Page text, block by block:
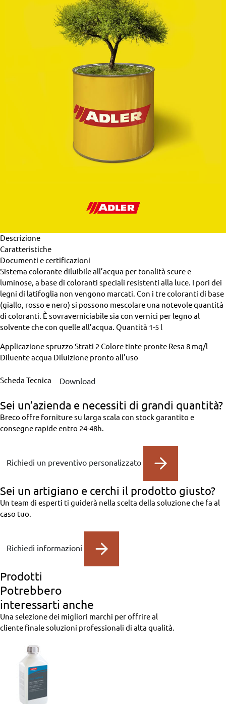
Descrizione
Caratteristiche
Documenti e certificazioni
Sistema colorante diluibile all’acqua per tonalità scure e
luminose, a base di coloranti speciali resistenti alla luce. I pori dei
legni di latifoglia non vengono marcati. Con i tre coloranti di base
(giallo, rosso e nero) si possono mescolare una notevole quantità
di coloranti. È sovraverniciabile sia con vernici per legno al
solvente che con quelle all’acqua. Quantità 1-5 l
Applicazionespruzzo Strati 2 Colore tinte pronte Resa 8 mq/l
Diluenteacqua Diluizione pronto all'uso
Scheda Tecnica Download
Sei un’azienda e necessiti di grandi quantità?
Breco offre forniture su larga scala con stock garantito e
consegne rapide entro 24-48h.
Richiedi un preventivo personalizzato
Sei un artigiano e cerchi il prodotto giusto?
Un team di esperti ti guiderà nella scelta della soluzione che fa al
caso tuo.
Richiedi informazioni
Prodotti
Potrebbero
interessarti anche
Una selezione dei migliori marchi per offrire al
cliente finale soluzioni professionali di alta qualità.